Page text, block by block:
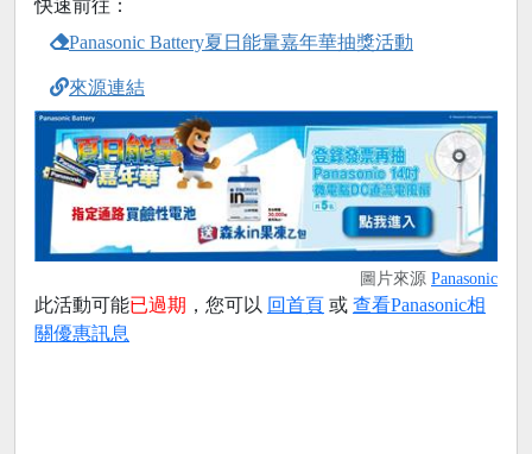
快速前往：
Panasonic Battery夏日能量嘉年華抽獎活動
來源連結
圖片來源 Panasonic
此活動可能已過期 ，您可以 回首頁 或 查看Panasonic相
關優惠訊息